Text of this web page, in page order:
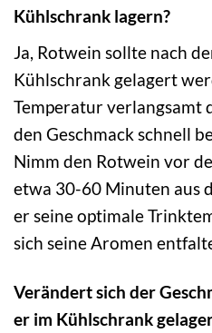
Kühlschrank lagern?
Ja, Rotwein sollte nach
Kühlschrank gelagert
Temperatur verlangsamt
den Geschmack schnell
Nimm den Rotwein vor
etwa 30-60 Minuten aus
er seine optimale
sich seine Aromen
Verändert sich der
er im Kühlschrank